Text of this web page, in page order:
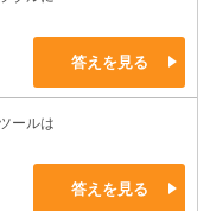
答えを見る
ールは
答えを見る